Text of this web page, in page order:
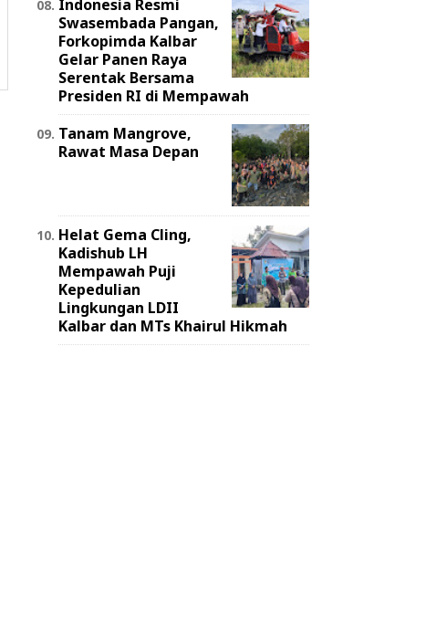
Indonesia Resmi
Swasembada Pangan,
Forkopimda Kalbar
Gelar Panen Raya
Serentak Bersama
Presiden RI di Mempawah
Tanam Mangrove,
Rawat Masa Depan
Helat Gema Cling,
Kadishub LH
Mempawah Puji
Kepedulian
Lingkungan LDII
Kalbar dan MTs Khairul Hikmah